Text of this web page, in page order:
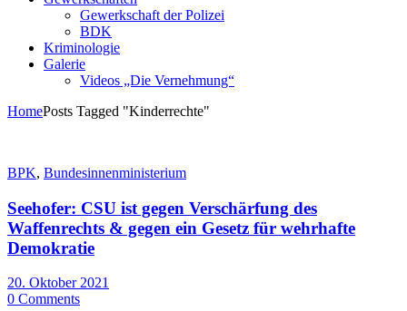
Gewerkschaft der Polizei
BDK
Kriminologie
Galerie
Videos „Die Vernehmung“
HomePosts Tagged "Kinderrechte"
BPK, Bundesinnenministerium
Seehofer: CSU ist gegen Verschärfung des
Waffenrechts & gegen ein Gesetz für wehrhafte
Demokratie
20. Oktober 2021
0 Comments